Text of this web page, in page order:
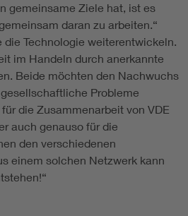
gemeinsame Ziele hat, ist es
daran zu arbeiten.“
Technologie weiterentwickeln.
im Handeln durch anerkannte
Beide möchten den Nachwuchs
Probleme
die Zusammenarbeit von VDE
auch genauso für die
den verschiedenen
einem solchen Netzwerk kann